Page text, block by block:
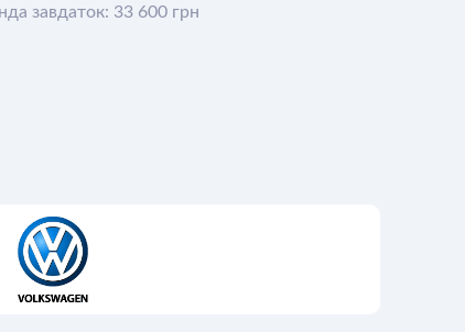
завдаток: 33 600 грн